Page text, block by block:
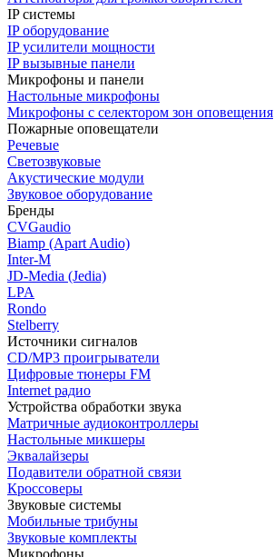
IP системы
IP оборудование
IP усилители мощности
IP вызывные панели
Микрофоны и панели
Настольные микрофоны
Микрофоны с селектором зон оповещения
Пожарные оповещатели
Речевые
Светозвуковые
Акустические модули
Звуковое оборудование
Бренды
CVGaudio
Biamp (Apart Audio)
Inter-M
JD-Media (Jedia)
LPA
Rondo
Stelberry
Источники сигналов
CD/MP3 проигрыватели
Цифровые тюнеры FM
Internet радио
Устройства обработки звука
Матричные аудиоконтроллеры
Настольные микшеры
Эквалайзеры
Подавители обратной связи
Кроссоверы
Звуковые системы
Мобильные трибуны
Звуковые комплекты
Микрофоны